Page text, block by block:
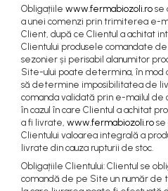
Obligațiile www.fermabiozoli.ro se
a unei comenzi prin trimiterea e-
Client, după ce Clientul a achitat
Clientului produsele comandate
sezonier și perisabil alanumitor
Site-ului poate determina, în mod
să determine imposibilitatea de
comanda validată prin e-mailul de
în cazul în care Clientul a achitat
a fi livrate, www.fermabiozoli.ro se
Clientului valoarea integrală a
livrate din cauza rupturii de stoc.
Obligațiile Clientului: Clientul se
comandă de pe Site un număr de